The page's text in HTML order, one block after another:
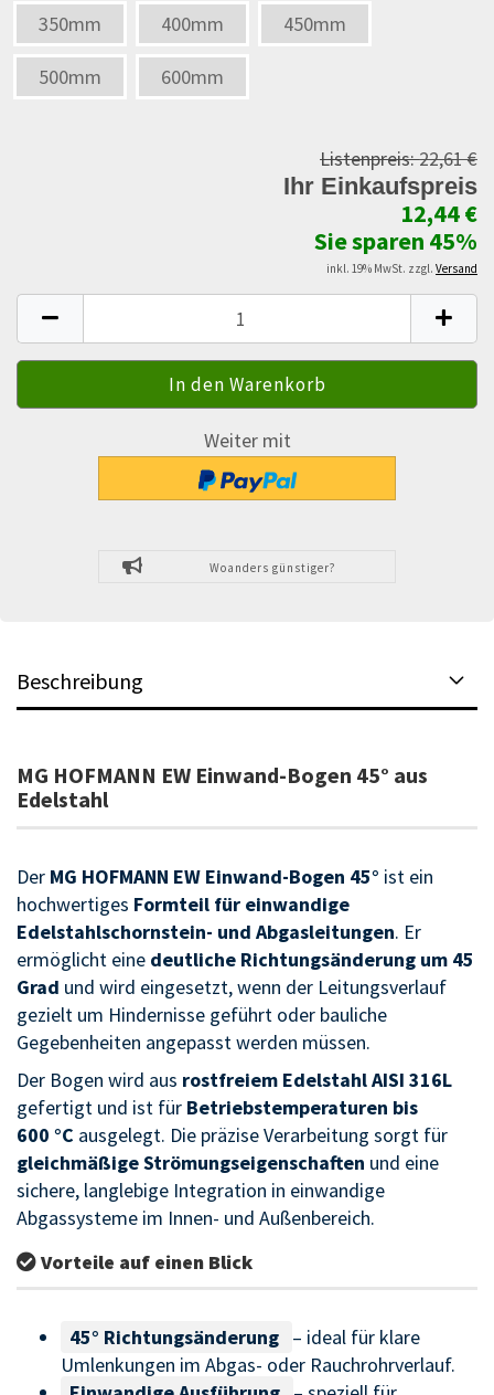
350mm 400mm 450mm
500mm 600mm
Listenpreis:22,61 €
Ihr Einkaufspreis
12,44 €
Sie sparen 45%
inkl. 19% MwSt. zzgl. Versand
Weiter mit
Woanders günstiger?
Beschreibung
MG HOFMANN EW Einwand-Bogen 45° aus
Edelstahl
Der MG HOFMANN EW Einwand-Bogen 45° ist ein
hochwertiges Formteil für einwandige
Edelstahlschornstein- und Abgasleitungen. Er
ermöglicht eine deutliche Richtungsänderung um 45
Grad und wird eingesetzt, wenn der Leitungsverlauf
gezielt um Hindernisse geführt oder bauliche
Gegebenheiten angepasst werden müssen.
Der Bogen wird aus rostfreiem Edelstahl AISI 316L
gefertigt und ist für Betriebstemperaturen bis
600 °C ausgelegt. Die präzise Verarbeitung sorgt für
gleichmäßige Strömungseigenschaften und eine
sichere, langlebige Integration in einwandige
Abgassysteme im Innen- und Außenbereich.
Vorteile auf einen Blick
45° Richtungsänderung – ideal für klare
Umlenkungen im Abgas- oder Rauchrohrverlauf.